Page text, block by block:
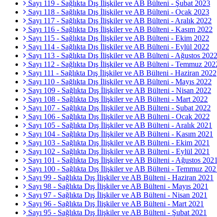
Sayı 119 - Sağlıkta Dış İlişkiler ve AB Bülteni - Şubat 2023
Sayı 118 - Sağlıkta Dış İlişkiler ve AB Bülteni - Ocak 2023
Sayı 117 - Sağlıkta Dış İlişkiler ve AB Bülteni - Aralık 2022
Sayı 116 - Sağlıkta Dış İlişkiler ve AB Bülteni - Kasım 2022
Sayı 115 - Sağlıkta Dış İlişkiler ve AB Bülteni - Ekim 2022
Sayı 114 - Sağlıkta Dış İlişkiler ve AB Bülteni - Eylül 2022
Sayı 113 - Sağlıkta Dış İlişkiler ve AB Bülteni - Ağustos 2022
Sayı 112 - Sağlıkta Dış İlişkiler ve AB Bülteni - Temmuz
Sayı 111 - Sağlıkta Dış İlişkiler ve AB Bülteni - Haziran 2022
Sayı 110 - Sağlıkta Dış İlişkiler ve AB Bülteni - Mayıs 2022
Sayı 109 - Sağlıkta Dış İlişkiler ve AB Bülteni - Nisan 2022
Sayı 108 - Sağlıkta Dış İlişkiler ve AB Bülteni - Mart 2022
Sayı 107 - Sağlıkta Dış İlişkiler ve AB Bülteni - Şubat 2022
Sayı 106 - Sağlıkta Dış İlişkiler ve AB Bülteni - Ocak 2022
Sayı 105 - Sağlıkta Dış İlişkiler ve AB Bülteni - Aralık 2021
Sayı 104 - Sağlıkta Dış İlişkiler ve AB Bülteni - Kasım 2021
Sayı 103 - Sağlıkta Dış İlişkiler ve AB Bülteni - Ekim 2021
Sayı 102 - Sağlıkta Dış İlişkiler ve AB Bülteni - Eylül 2021
Sayı 101 - Sağlıkta Dış İlişkiler ve AB Bülteni - Ağustos 2021
Sayı 100 - Sağlıkta Dış İlişkiler ve AB Bülteni - Temmuz
Sayı 99 - Sağlıkta Dış İlişkiler ve AB Bülteni - Haziran 2021
Sayı 98 - Sağlıkta Dış İlişkiler ve AB Bülteni - Mayıs 2021
Sayı 97 - Sağlıkta Dış İlişkiler ve AB Bülteni - Nisan 2021
Sayı 96 - Sağlıkta Dış İlişkiler ve AB Bülteni - Mart 2021
Sayı 95 - Sağlıkta Dış İlişkiler ve AB Bülteni - Şubat 2021